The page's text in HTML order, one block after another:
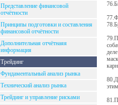
Представление финансовой
отчётности
Принципы подготовки и составления
финансовой отчётности
Дополнительная отчётнаяя
информация
Трейдинг
Фундаментальный анализ рынка
Технический анализ рынка
Трейдинг и управление рисками